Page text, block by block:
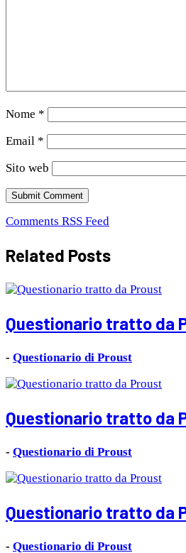
Nome *
Email *
Sito web
Comments RSS Feed
Related Posts
Questionario tratto da
- Questionario di Proust
Questionario tratto da
- Questionario di Proust
Questionario tratto da
- Questionario di Proust